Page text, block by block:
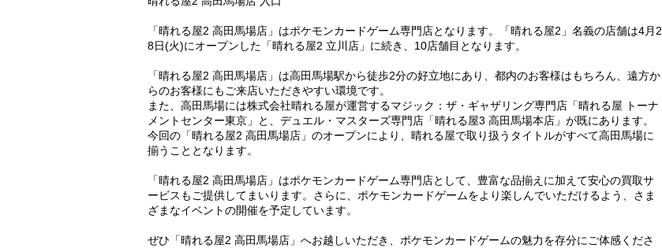
「晴れる屋2 高田馬場店」はポケモンカードゲーム専門店となります。「晴れる屋2」名義の店舗は4月2
8日(火)にオープンした「晴れる屋2 立川店」に続き、10店舗目となります。
「晴れる屋2 高田馬場店」は高田馬場駅から徒歩2分の好立地にあり、都内のお客様はもちろん、遠方か
らのお客様にもご来店いただきやすい環境です。
また、高田馬場には株式会社晴れる屋が運営するマジック：ザ・ギャザリング専門店「晴れる屋 トーナ
メントセンター東京」と、デュエル・マスターズ専門店「晴れる屋3 高田馬場本店」が既にあります。
今回の「晴れる屋2 高田馬場店」のオープンにより、晴れる屋で取り扱うタイトルがすべて高田馬場に
揃うこととなります。
「晴れる屋2 高田馬場店」はポケモンカードゲーム専門店として、豊富な品揃えに加えて安心の買取サ
ービスもご提供してまいります。さらに、ポケモンカードゲームをより楽しんでいただけるよう、さま
ざまなイベントの開催を予定しています。
ぜひ「晴れる屋2 高田馬場店」へお越しいただき、ポケモンカードゲームの魅力を存分にご体感くださ